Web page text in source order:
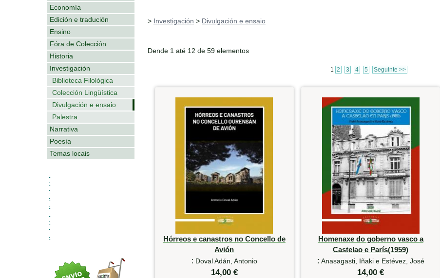
Economía
Edición e tradución
Ensino
Fóra de Colección
Historia
Investigación
Biblioteca Filológica
Colección Lingüística
Divulgación e ensaio
Palestra
Narrativa
Poesía
Temas locais
:.
:.
:.
:.
:.
:.
:.
:.
:.
> Investigación > Divulgación e ensaio
Dende 1 até 12 de 59 elementos
1 2 3 4 5 Seguinte >>
Hórreos e canastros no Concello de
Avión
: Doval Adán, Antonio
14,00 €
Homenaxe do goberno vasco a
Castelao e París(1959)
: Anasagasti, Iñaki e Estévez, José
14,00 €